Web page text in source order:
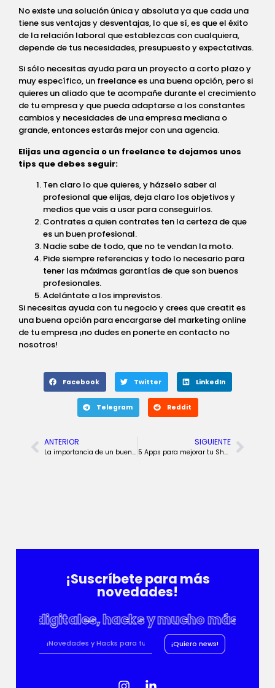
No existe una solución única y absoluta ya que cada una
tiene sus ventajas y desventajas, lo que sí, es que el éxito
de la relación laboral que establezcas con cualquiera,
depende de tus necesidades, presupuesto y expectativas.
Si sólo necesitas ayuda para un proyecto a corto plazo y
muy específico, un freelance es una buena opción, pero si
quieres un aliado que te acompañe durante el crecimiento
de tu empresa y que pueda adaptarse a los constantes
cambios y necesidades de una empresa mediana o
grande, entonces estarás mejor con una agencia.
Elijas una agencia o un freelance te dejamos unos
tips que debes seguir:
Ten claro lo que quieres, y házselo saber al
profesional que elijas, deja claro los objetivos y
medios que vais a usar para conseguirlos.
Contrates a quien contrates ten la certeza de que
es un buen profesional.
Nadie sabe de todo, que no te vendan la moto.
Pide siempre referencias y todo lo necesario para
tener las máximas garantías de que son buenos
profesionales.
Adelántate a los imprevistos.
Si necesitas ayuda con tu negocio y crees que creatit es
una buena opción para encargarse del marketing online
de tu empresa ¡no dudes en ponerte en contacto no
nosotros!
Facebook Twitter LinkedIn
Telegram Reddit
ANTERIOR
La importancia de un buen Community Manager
SIGUIENTE
5 Apps para mejorar tu Shopify
¡Suscríbete para más
novedades!
digitales, hacks y mucho más
¡Quiero news!